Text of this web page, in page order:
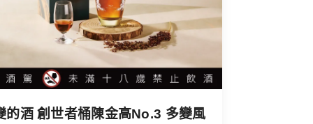
的酒 創世者桶陳金高No.3 多變風